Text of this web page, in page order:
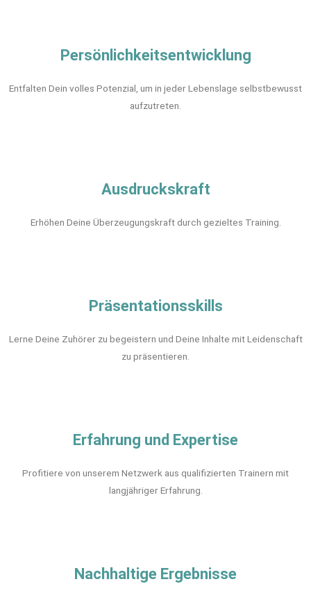
Persönlichkeitsentwicklung
Entfalten Dein volles Potenzial, um in jeder Lebenslage selbstbewusst
aufzutreten.
Ausdruckskraft
Erhöhen Deine Überzeugungskraft durch gezieltes Training.
Präsentationsskills
Lerne Deine Zuhörer zu begeistern und Deine Inhalte mit Leidenschaft
zu präsentieren.
Erfahrung und Expertise
Profitiere von unserem Netzwerk aus qualifizierten Trainern mit
langjähriger Erfahrung.
Nachhaltige Ergebnisse